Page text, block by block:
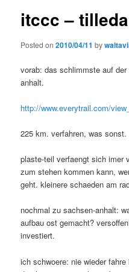
itccc –
Posted on2010/04/11 by
vorab: das schlimmste auf
anhalt.
http://www.everytrail.com/
225 km. verfahren, was sonst.
plaste-teil verfaengt sich imer
zum stehen kommen kann,
geht. kleinere schaeden am
nochmal zu sachsen-anhalt:
aufbau ost gemacht?
investiert.
ich schwoere: nie wieder